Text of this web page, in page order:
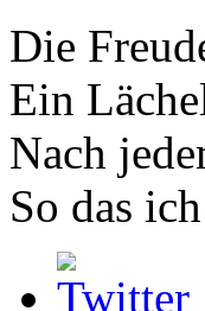
Die
Ein
Nach
So das